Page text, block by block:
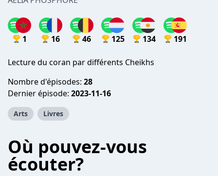
1 16 46 125 134 191
Lecture du coran par différents Cheikhs
Nombre d'épisodes: 28
Dernier épisode: 2023-11-16
Arts Livres
Où pouvez-vous
écouter?